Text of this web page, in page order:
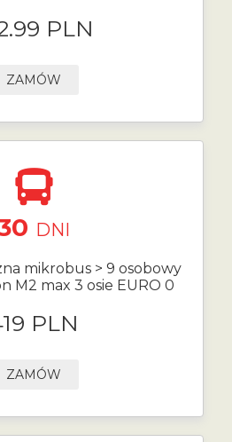
PLN
ZAMÓW
DNI
mikrobus > 9 osobowy
M2 max 3 osie EURO 0
PLN
ZAMÓW